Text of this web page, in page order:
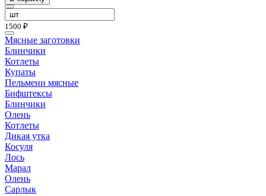
1500 ₽
Мясные заготовки
Блинчики
Котлеты
Купаты
Пельмени мясные
Бифштексы
Блинчики
Олень
Котлеты
Дикая утка
Косуля
Лось
Марал
Олень
Сарлык